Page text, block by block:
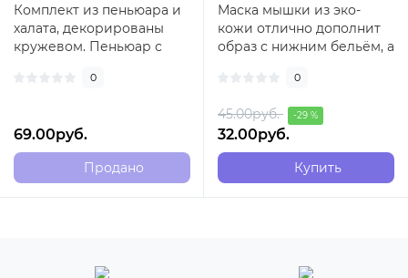
Комплект из пеньюара и
халата, декорированы
кружевом. Пеньюар с
0
69.00руб.
Продано
Маска мышки из эко-
кожи отлично дополнит
образ с нижним бельём, а
аксессуаром в ..
0
45.00руб. -29 %
32.00руб.
Купить